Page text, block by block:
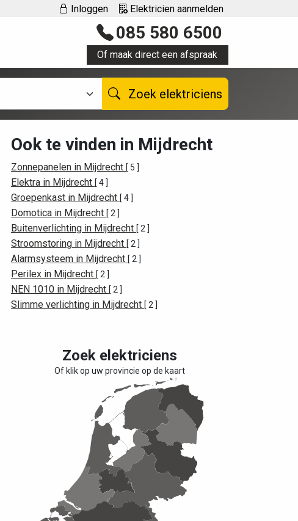
Inloggen Elektricien aanmelden
085 580 6500
Of maak direct een afspraak
Zoek elektriciens
Ook te vinden in Mijdrecht
Zonnepanelen in Mijdrecht [ 5 ]
Elektra in Mijdrecht [ 4 ]
Groepenkast in Mijdrecht [ 4 ]
Domotica in Mijdrecht [ 2 ]
Buitenverlichting in Mijdrecht [ 2 ]
Stroomstoring in Mijdrecht [ 2 ]
Alarmsysteem in Mijdrecht [ 2 ]
Perilex in Mijdrecht [ 2 ]
NEN 1010 in Mijdrecht [ 2 ]
Slimme verlichting in Mijdrecht [ 2 ]
Zoek elektriciens
Of klik op uw provincie op de kaart